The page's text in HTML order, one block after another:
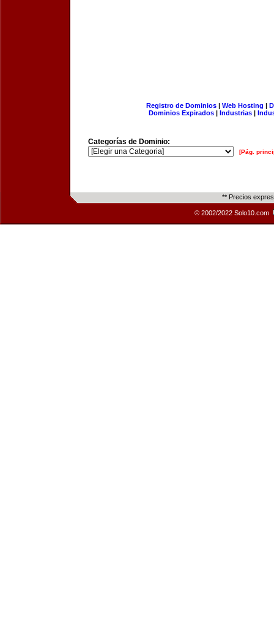
Registro de Dominios| Web Hosting |
Dominios Expirados | Industrias |
Categorías de Dominio:
[Pág.
** Precios
© 2002/2022 Solo10.com